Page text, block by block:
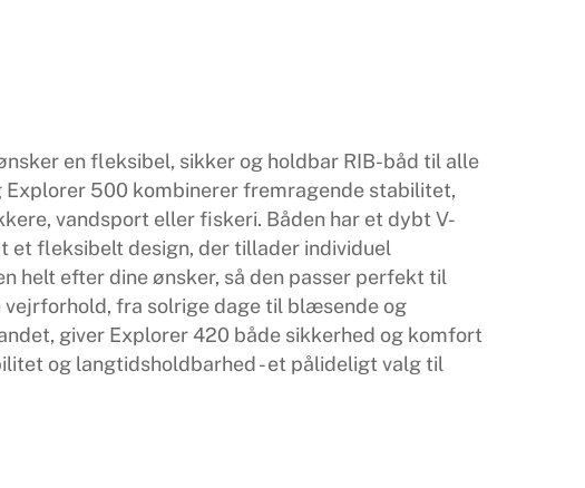
en fleksibel, sikker og holdbar RIB-båd til alle
500 kombinerer fremragende stabilitet,
vandsport eller fiskeri. Båden har et dybt V-
et fleksibelt design, der tillader individuel
helt efter dine ønsker, så den passer perfekt til
fra solrige dage til blæsende og
giver Explorer 420 både sikkerhed og komfort
og langtidsholdbarhed - et pålideligt valg til